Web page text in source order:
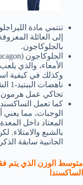
تنتمي مادة
بالجلوكاجون.
الأمعاء، والذي
وكذلك في كيفية
تحاكي عمل هرمون
كما تعمل
الوجبات، مما
المعتاد داخل
بالشبع والامتلاء.
الجانبية سابقة
متوسط الوزن الذي يتم
الساكسندا